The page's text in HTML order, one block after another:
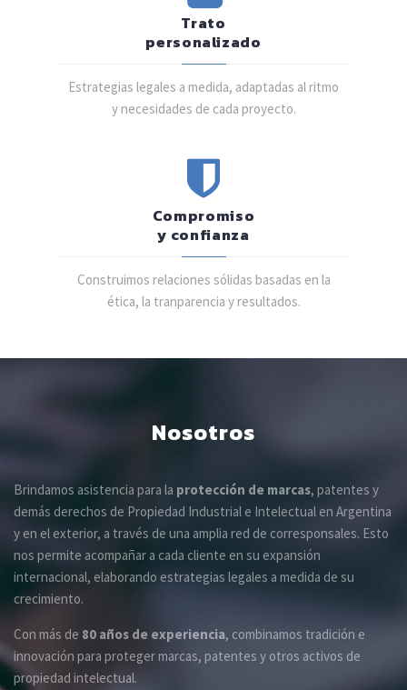
Trato
personalizado
Estrategias legales a medida, adaptadas al ritmo
y necesidades de cada proyecto.
Compromiso
y confianza
Construimos relaciones sólidas basadas en la
ética, la tranparencia y resultados.
Nosotros
Brindamos asistencia para la protección de marcas, patentes y
demás derechos de Propiedad Industrial e Intelectual en Argentina
y en el exterior, a través de una amplia red de corresponsales. Esto
nos permite acompañar a cada cliente en su expansión
internacional, elaborando estrategias legales a medida de su
crecimiento.
Con más de 80 años de experiencia, combinamos tradición e
innovación para proteger marcas, patentes y otros activos de
propiedad intelectual.